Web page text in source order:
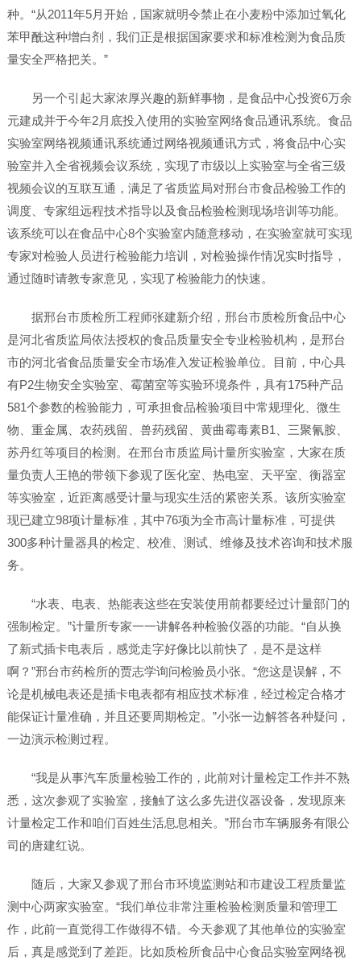
种。“从2011年5月开始，国家就明令禁止在小麦粉中添加过氧化
苯甲酰这种增白剂，我们正是根据国家要求和标准检测为食品质
量安全严格把关。”
另一个引起大家浓厚兴趣的新鲜事物，是食品中心投资6万余
元建成并于今年2月底投入使用的实验室网络食品通讯系统。食品
实验室网络视频通讯系统通过网络视频通讯方式，将食品中心实
验室并入全省视频会议系统，实现了市级以上实验室与全省三级
视频会议的互联互通，满足了省质监局对邢台市食品检验工作的
调度、专家组远程技术指导以及食品检验检测现场培训等功能。
该系统可以在食品中心8个实验室内随意移动，在实验室就可实现
专家对检验人员进行检验能力培训，对检验操作情况实时指导，
通过随时请教专家意见，实现了检验能力的快速。
据邢台市质检所工程师张建新介绍，邢台市质检所食品中心
是河北省质监局依法授权的食品质量安全专业检验机构，是邢台
市的河北省食品质量安全市场准入发证检验单位。目前，中心具
有P2生物安全实验室、霉菌室等实验环境条件，具有175种产品
581个参数的检验能力，可承担食品检验项目中常规理化、微生
物、重金属、农药残留、兽药残留、黄曲霉毒素B1、三聚氰胺、
苏丹红等项目的检测。在邢台市质监局计量所实验室，大家在质
量负责人王艳的带领下参观了医化室、热电室、天平室、衡器室
等实验室，近距离感受计量与现实生活的紧密关系。该所实验室
现已建立98项计量标准，其中76项为全市高计量标准，可提供
300多种计量器具的检定、校准、测试、维修及技术咨询和技术服
务。
“水表、电表、热能表这些在安装使用前都要经过计量部门的
强制检定。”计量所专家一一讲解各种检验仪器的功能。“自从换
了新式插卡电表后，感觉走字好像比以前快了，是不是这样
啊？”邢台市药检所的贾志学询问检验员小张。“您这是误解，不
论是机械电表还是插卡电表都有相应技术标准，经过检定合格才
能保证计量准确，并且还要周期检定。”小张一边解答各种疑问，
一边演示检测过程。
“我是从事汽车质量检验工作的，此前对计量检定工作并不熟
悉，这次参观了实验室，接触了这么多先进仪器设备，发现原来
计量检定工作和咱们百姓生活息息相关。”邢台市车辆服务有限公
司的唐建红说。
随后，大家又参观了邢台市环境监测站和市建设工程质量监
测中心两家实验室。“我们单位非常注重检验检测质量和管理工
作，此前一直觉得工作做得不错。今天参观了其他单位的实验室
后，真是感觉到了差距。比如质检所食品中心食品实验室网络视